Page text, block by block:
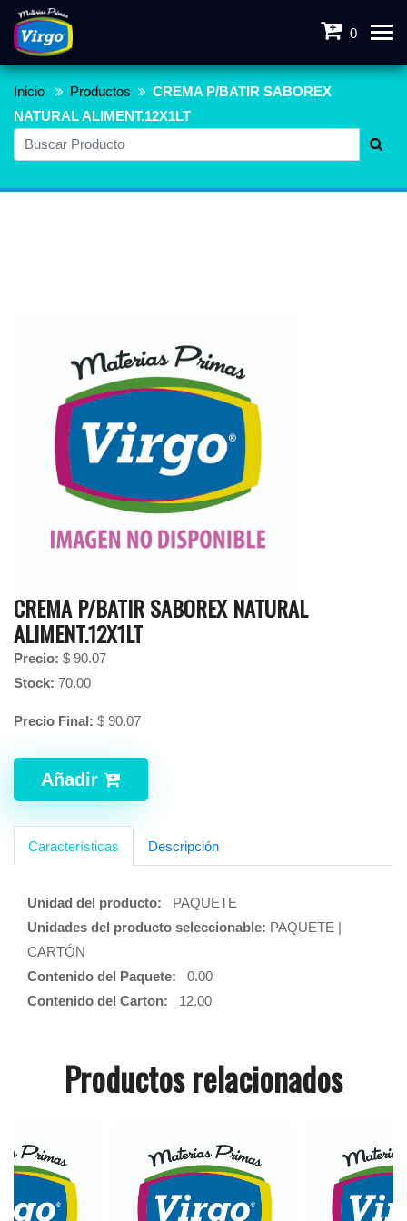
0
Inicio Productos
CREMA P/BATIR SABOREX
NATURAL ALIMENT.12X1LT
CREMA P/BATIR SABOREX NATURAL
ALIMENT.12X1LT
Precio: $ 90.07
Stock: 70.00
Precio Final: $ 90.07
Añadir
Características Descripción
Unidad del producto:
PAQUETE
Unidades del producto seleccionable: PAQUETE |
CARTÓN
Contenido del Paquete:
0.00
Contenido del Carton:
12.00
Productos relacionados